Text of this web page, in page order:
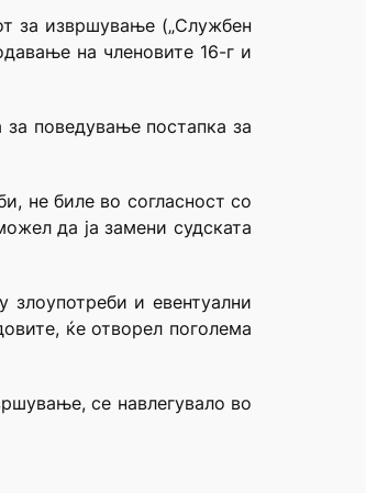
за извршување („Службен
на членовите 16-г и
поведување постапка за
не биле во согласност со
да ја замени судската
и евентуални
ќе отворел поголема
се навлегувало во